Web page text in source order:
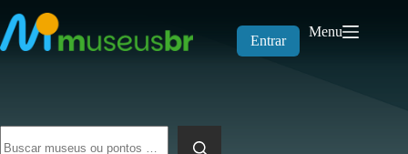
para
o
conteúdo
Entrar
Menu
resultados